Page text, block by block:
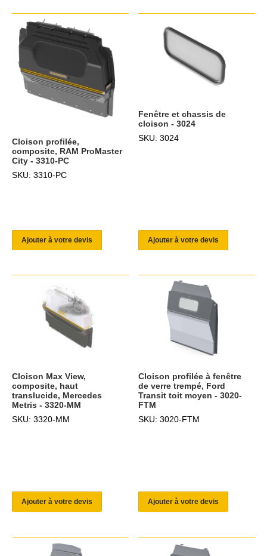
Cloison profilée,
composite, RAM ProMaster
City - 3310-PC
SKU: 3310-PC
Ajouter à votre devis
Fenêtre et chassis de
cloison - 3024
SKU: 3024
Ajouter à votre devis
Cloison Max View,
composite, haut
translucide, Mercedes
Metris - 3320-MM
SKU: 3320-MM
Ajouter à votre devis
Cloison profilée à fenêtre
de verre trempé, Ford
Transit toit moyen - 3020-
FTM
SKU: 3020-FTM
Ajouter à votre devis